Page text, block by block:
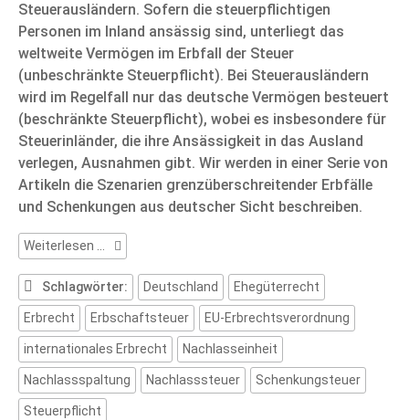
Steuerausländern. Sofern die steuerpflichtigen
Personen im Inland ansässig sind, unterliegt das
weltweite Vermögen im Erbfall der Steuer
(unbeschränkte Steuerpflicht). Bei Steuerausländern
wird im Regelfall nur das deutsche Vermögen besteuert
(beschränkte Steuerpflicht), wobei es insbesondere für
Steuerinländer, die ihre Ansässigkeit in das Ausland
verlegen, Ausnahmen gibt. Wir werden in einer Serie von
Artikeln die Szenarien grenzüberschreitender Erbfälle
und Schenkungen aus deutscher Sicht beschreiben.
Weiterlesen …
Deutsche
Erbschaft-
und
Schenkungsteuer
Schlagwörter: Deutschland Ehegüterrecht
Erbrecht Erbschaftsteuer EU-Erbrechtsverordnung
internationales Erbrecht Nachlasseinheit
Nachlassspaltung Nachlasssteuer Schenkungsteuer
Steuerpflicht